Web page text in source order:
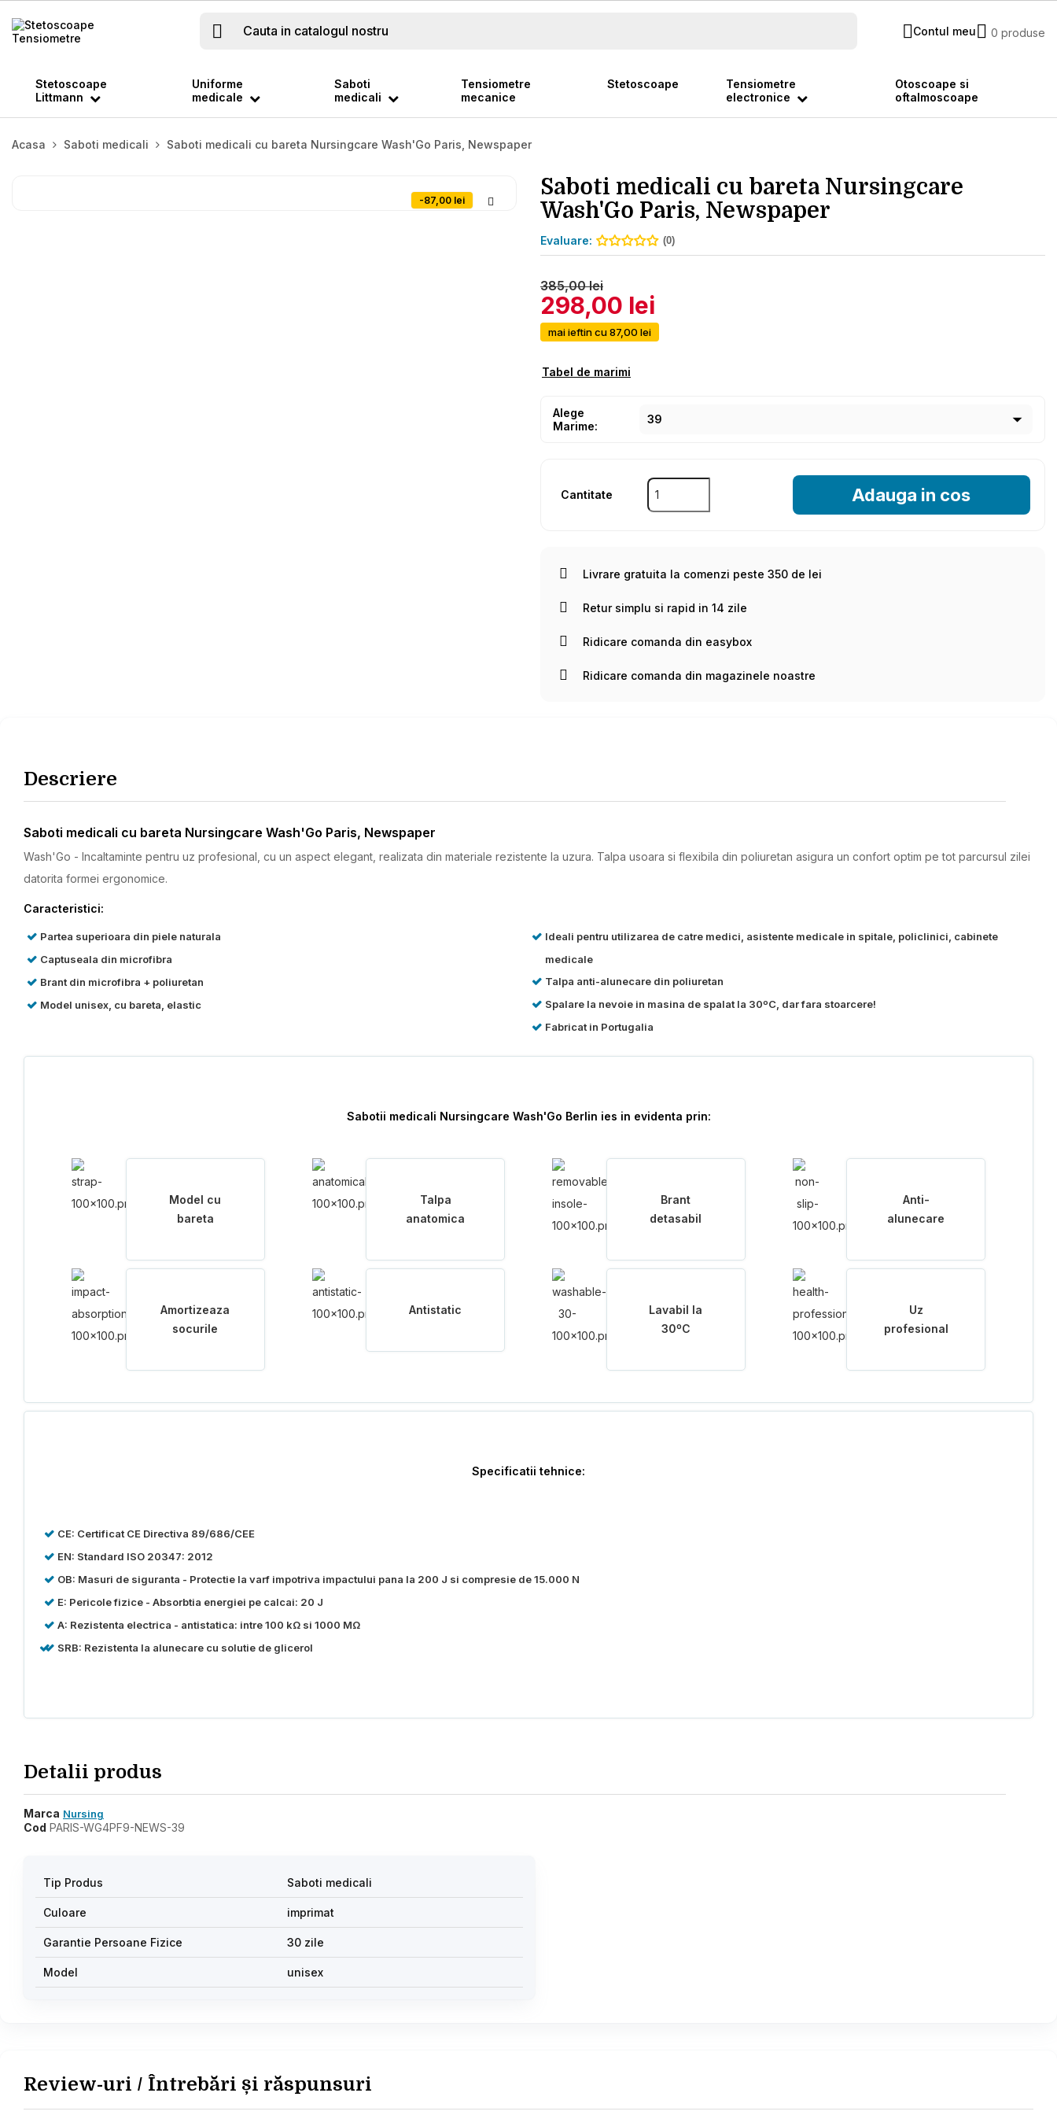
 Contul meu 0 produse
Stetoscoape
Littmann
Uniforme
medicale
Saboti
medicali
Tensiometre
mecanice
Stetoscoape
Tensiometre
electronice
Otoscoape si
oftalmoscoape
Acasa Saboti medicali Saboti medicali cu bareta Nursingcare Wash'Go Paris, Newspaper
-87,00 lei
Saboti medicali cu bareta Nursingcare
Wash'Go Paris, Newspaper
Evaluare: (0)
385,00 lei
298,00 lei
mai ieftin cu 87,00 lei
Tabel de marimi
Alege
Marime:
Cantitate Adauga in cos
Livrare gratuita la comenzi peste 350 de lei
Retur simplu si rapid in 14 zile
Ridicare comanda din easybox
Ridicare comanda din magazinele noastre
Descriere
Saboti medicali cu bareta Nursingcare Wash'Go Paris, Newspaper
Wash'Go - Incaltaminte pentru uz profesional, cu un aspect elegant, realizata din materiale rezistente la uzura. Talpa usoara si flexibila din poliuretan asigura un confort optim pe tot parcursul zilei
datorita formei ergonomice.
Caracteristici:
Partea superioara din piele naturala
Captuseala din microfibra
Brant din microfibra + poliuretan
Model unisex, cu bareta, elastic
Ideali pentru utilizarea de catre medici, asistente medicale in spitale, policlinici, cabinete
medicale
Talpa anti-alunecare din poliuretan
Spalare la nevoie in masina de spalat la 30ºC, dar fara stoarcere!
Fabricat in Portugalia
Sabotii medicali Nursingcare Wash'Go Berlin ies in evidenta prin:
Model cu
bareta
Talpa
anatomica
Brant
detasabil
Anti-
alunecare
Amortizeaza
socurile
Antistatic
Lavabil la
30ºC
Uz
profesional
Specificatii tehnice:
CE: Certificat CE Directiva 89/686/CEE
EN: Standard ISO 20347: 2012
OB: Masuri de siguranta - Protectie la varf impotriva impactului pana la 200 J si compresie de 15.000 N
E: Pericole fizice - Absorbtia energiei pe calcai: 20 J
A: Rezistenta electrica - antistatica: intre 100 kΩ si 1000 MΩ
SRB: Rezistenta la alunecare cu solutie de glicerol
Detalii produs
Marca Nursing
Cod PARIS-WG4PF9-NEWS-39
Tip Produs Saboti medicali
Culoare imprimat
Garantie Persoane Fizice 30 zile
Model unisex
Review-uri / Întrebări și răspunsuri